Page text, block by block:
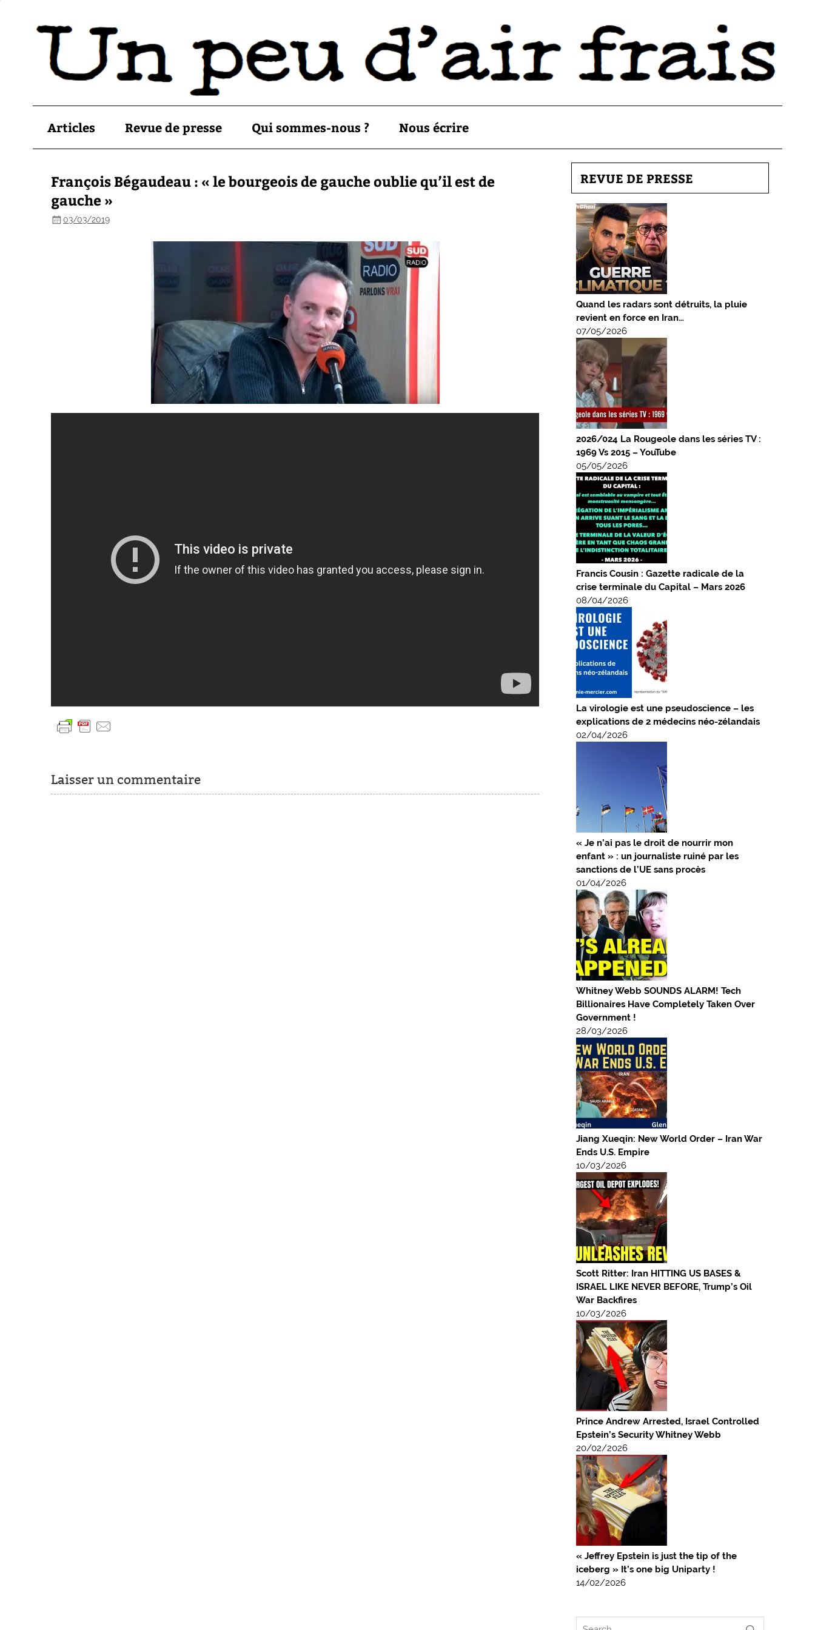
Articles Revue de presse Qui sommes-nous ? Nous écrire
François Bégaudeau : « le bourgeois de gauche oublie qu’il est de
gauche »
03/03/2019
Laisser un commentaire
REVUE DE PRESSE
Quand les radars sont détruits, la pluie
revient en force en Iran…
07/05/2026
2026/024 La Rougeole dans les séries TV :
1969 Vs 2015 – YouTube
05/05/2026
Francis Cousin : Gazette radicale de la
crise terminale du Capital – Mars 2026
08/04/2026
La virologie est une pseudoscience – les
explications de 2 médecins néo-zélandais
02/04/2026
« Je n’ai pas le droit de nourrir mon
enfant » : un journaliste ruiné par les
sanctions de l’UE sans procès
01/04/2026
Whitney Webb SOUNDS ALARM! Tech
Billionaires Have Completely Taken Over
Government !
28/03/2026
Jiang Xueqin: New World Order – Iran War
Ends U.S. Empire
10/03/2026
Scott Ritter: Iran HITTING US BASES &
ISRAEL LIKE NEVER BEFORE, Trump’s Oil
War Backfires
10/03/2026
Prince Andrew Arrested, Israel Controlled
Epstein’s Security Whitney Webb
20/02/2026
« Jeffrey Epstein is just the tip of the
iceberg » It’s one big Uniparty !
14/02/2026